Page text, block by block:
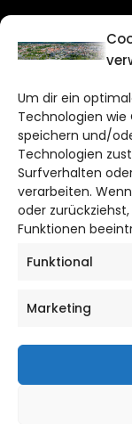
Um dir ein
Technologien
speichern und/
Technologien
Surfverhalten
verarbeiten.
oder
Funktionen
Funktional
Marketing
CITYLIFE!
Bruchtorwall 12
38100
Telefon: 0531
DAS
Impressum
Cookie Richtlinie
CITYLIFE!